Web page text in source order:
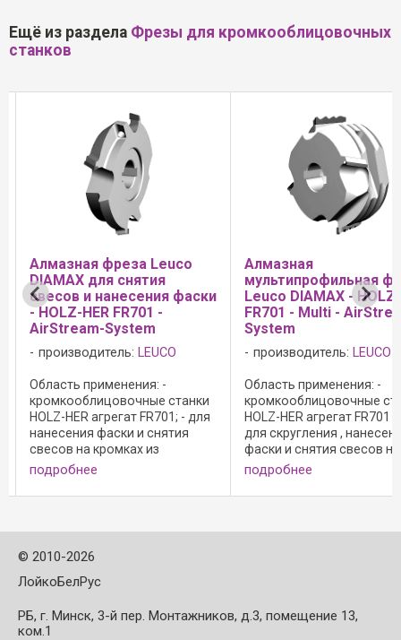
Ещё из раздела Фрезы для кромкооблицовочных
станков
фаски
станки
- для
а
и
- с
...
Aлмазная
мультипрофильная фреза
Leuco DIAMAX - HOLZ-HER
FR701 - Multi - AirStream-
System
производитель:
Область применения: -
кромкооблицовочные станки
HOLZ-HER агрегат FR701 Multi; -
для скругления , нанесения
фаски и снятия свесов на
кромках из массивной
древесины, а также на кантах
из шпона и пластика;
- полированная ...
подробнее
Фреза
скругления
IDM
Область
SCM-Stefani с
для
массивной
и
с осевым
передняя
подробнее
© 2010-2026
ЛойкоБелРус
РБ, г. Минск, 3-й пер. Монтажников, д.3, помещение 13,
ком.1